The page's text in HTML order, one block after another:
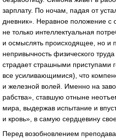
зарплату. По ночам, падая от
дневник». Неравное положение с
не только интеллектуальная
и осмыслять происходящее, но и
непривычность физического
страдает страшными приступами
все усиливающимися), что
и железной волей. Именно на
рабства», ставшую отныне
мира, выдержав испытание и
и кровь», в самую сердцевину
Перед возобновлением